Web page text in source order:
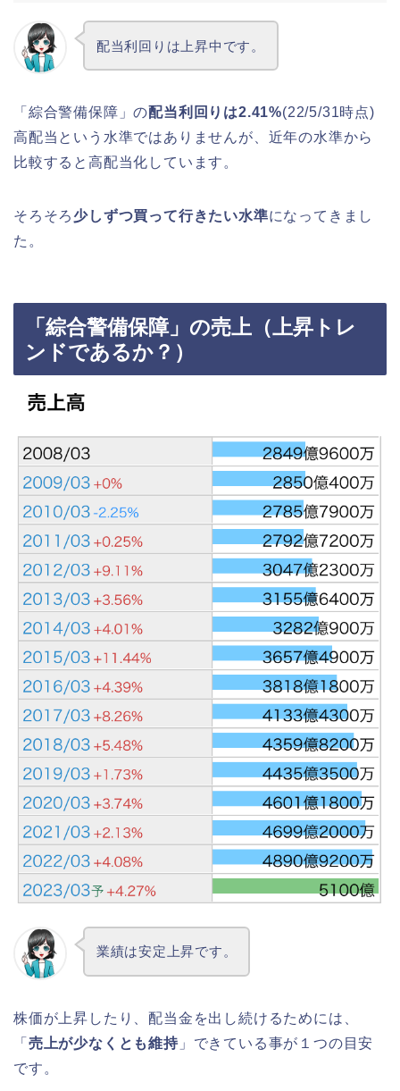
配当利回りは上昇中です。
「綜合警備保障」の配当利回りは2.41%(22/5/31時点)
高配当という水準ではありませんが、近年の水準から
比較すると高配当化しています。
そろそろ 少しずつ買って行きたい水準になってきまし
た。
「綜合警備保障」の売上（上昇トレ
ンドであるか？）
業績は安定上昇です。
株価が上昇したり、配当金を出し続けるためには、
「 売上が少なくとも維持」できている事が１つの目安
です。